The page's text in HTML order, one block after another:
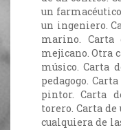
un
un ingeniero.
marino. Carta
mejicano. Otra
músico. Carta
pedagogo.
pintor. Carta
torero. Carta de
cualquiera de